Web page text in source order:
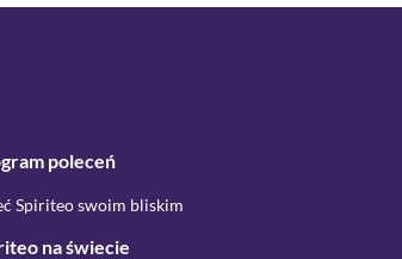
poleceń
Spiriteo swoim bliskim
na świecie